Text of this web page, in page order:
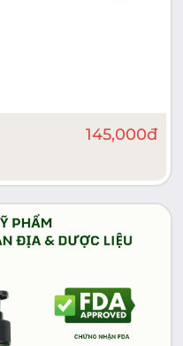
Gian Hẹp -
145,000đ